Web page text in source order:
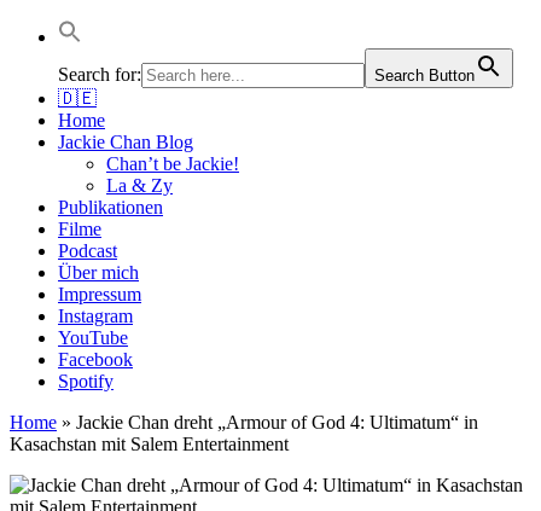
Jackie Chan Deutschland | Thorsten Boose
Autor & Jackie-Chan-Historiker
Search for:
Search Button
🇩🇪
Home
Jackie Chan Blog
Chan’t be Jackie!
La & Zy
Publikationen
Filme
Podcast
Über mich
Impressum
Instagram
YouTube
Facebook
Spotify
Home » Jackie Chan dreht „Armour of God 4: Ultimatum“ in
Kasachstan mit Salem Entertainment